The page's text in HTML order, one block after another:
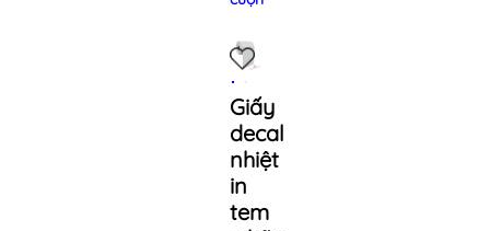
Giấy
decal
nhiệt
in
tem